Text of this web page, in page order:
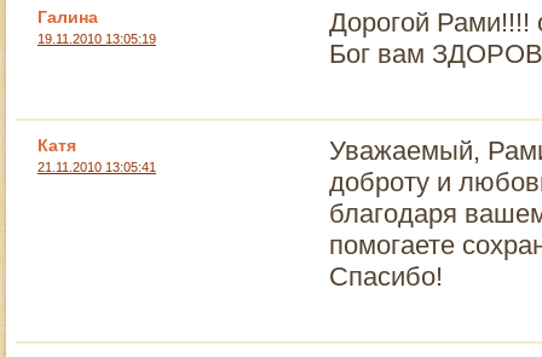
Галина
19.11.2010 13:05:19
Дорогой Рами!!!!
Бог вам
Катя
21.11.2010 13:05:41
Уважаемый,
доброту и
благодаря
помогаете
Спасибо!